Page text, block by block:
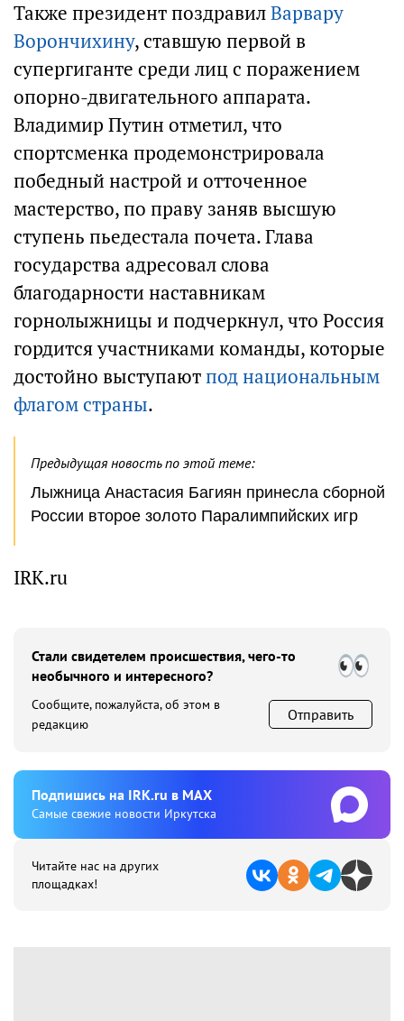
Также президент поздравилВарвару
Ворончихину, ставшую первой в
супергиганте среди лиц с поражением
опорно-двигательного аппарата.
Владимир Путин отметил, что
спортсменка продемонстрировала
победный настрой и отточенное
мастерство, по праву заняв высшую
ступень пьедестала почета. Глава
государства адресовал слова
благодарности наставникам
горнолыжницы и подчеркнул, что Россия
гордится участниками команды, которые
достойно выступаютпод национальным
флагом страны.
Предыдущая новость по этой теме:
Лыжница Анастасия Багиян принесла сборной
России второе золото Паралимпийских игр
IRK.ru
Стали свидетелем происшествия, чего-то
необычного и интересного?
Сообщите, пожалуйста, об этом в
редакцию
Отправить
Подпишиcь на IRK.ru в MAX
Cамые свежие новости Иркутска
Читайте нас на других
площадках!